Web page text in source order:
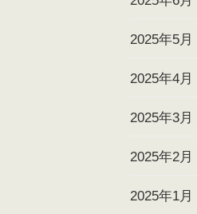
2025年5月
2025年4月
2025年3月
2025年2月
2025年1月